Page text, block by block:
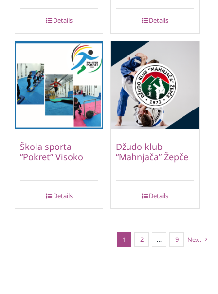
Details Details
Škola sporta
“Pokret” Visoko
Details
Džudo klub
“Mahnjača” Žepče
Details
1 2 … 9 Next